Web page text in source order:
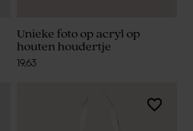
Unieke foto op acryl op
houten houdertje
19,63